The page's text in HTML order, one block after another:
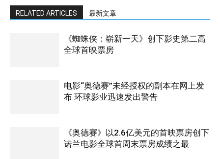
RELATED ARTICLES 最新文章
《蜘蛛侠：崭新一天》创下影史第二高
全球首映票房
电影“奥德赛”未经授权的副本在网上发
布 环球影业迅速发出警告
《奥德赛》以2.6亿美元的首映票房创下
诺兰电影全球首周末票房成绩之最